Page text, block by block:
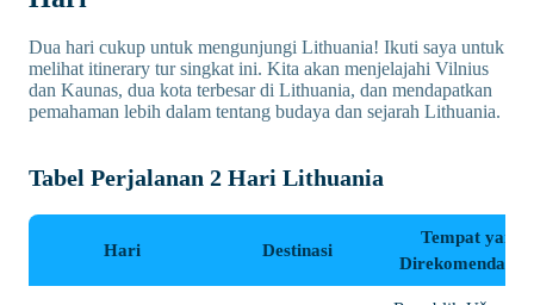
Dua hari cukup untuk mengunjungi Lithuania! Ikuti saya untuk
melihat itinerary tur singkat ini. Kita akan menjelajahi Vilnius
dan Kaunas, dua kota terbesar di Lithuania, dan mendapatkan
pemahaman lebih dalam tentang budaya dan sejarah Lithuania.
Tabel Perjalanan 2 Hari Lithuania
Hari Destinasi
Tempat yang